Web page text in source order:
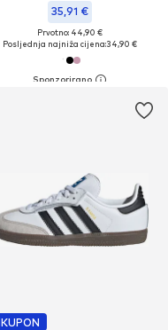
35,91 €
Prvotno: 44,90 €
Posljednja najniža cijena:34,90 €
KUPON